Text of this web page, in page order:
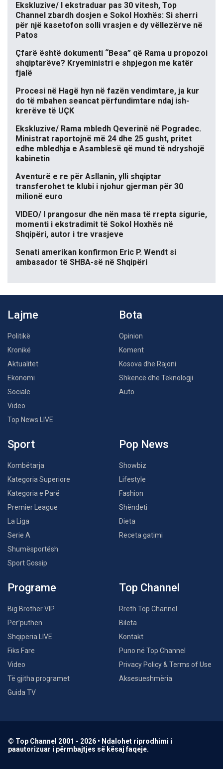
Ekskluzive/ I ekstraduar pas 30 vitesh, Top
Channel zbardh dosjen e Sokol Hoxhës: Si sherri
për një kasetofon solli vrasjen e dy vëllezërve në
Patos
Çfarë është dokumenti “Besa” që Rama u propozoi
shqiptarëve? Kryeministri e shpjegon me katër
fjalë
Procesi në Hagë hyn në fazën vendimtare, ja kur
do të mbahen seancat përfundimtare ndaj ish-
krerëve të UÇK
Ekskluzive/ Rama mbledh Qeverinë në Pogradec.
Ministrat raportojnë më 24 dhe 25 gusht, pritet
edhe mbledhja e Asamblesë që mund të ndryshojë
kabinetin
Aventurë e re për Asllanin, ylli shqiptar
transferohet te klubi i njohur gjerman për 30
milionë euro
VIDEO/ I prangosur dhe nën masa të rrepta sigurie,
momenti i ekstradimit të Sokol Hoxhës në
Shqipëri, autor i tre vrasjeve
Senati amerikan konfirmon Eric P. Wendt si
ambasador të SHBA-së në Shqipëri
Lajme
Politikë
Kronikë
Aktualitet
Ekonomi
Sociale
Video
Top News LIVE
Bota
Opinion
Koment
Kosova dhe Rajoni
Shkencë dhe Teknologji
Auto
Sport
Kombëtarja
Kategoria Superiore
Kategoria e Parë
Premier League
La Liga
Serie A
Shumësportësh
Sport Gossip
Pop News
Showbiz
Lifestyle
Fashion
Shëndeti
Dieta
Receta gatimi
Programe
Big Brother VIP
Për’puthen
Shqipëria LIVE
Fiks Fare
Video
Të gjitha programet
Guida TV
Top Channel
Rreth Top Channel
Bileta
Kontakt
Puno në Top Channel
Privacy Policy & Terms of Use
Aksesueshmëria
© Top Channel 2001 - 2026 • Ndalohet riprodhimi i
paautorizuar i përmbajtjes së kësaj faqeje.